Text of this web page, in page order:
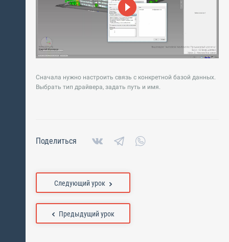
Сначала нужно настроить связь с конкретной базой данных.
Выбрать тип драйвера, задать путь и имя.
Поделиться
Предыдущий урок
Следующий урок